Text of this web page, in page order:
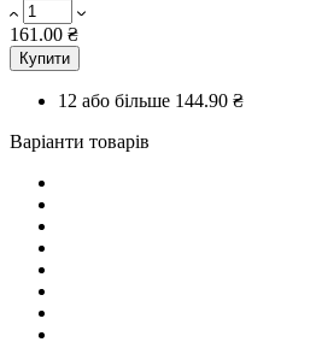
161.00 ₴
Купити
12 або більше 144.90 ₴
Варіанти товарів